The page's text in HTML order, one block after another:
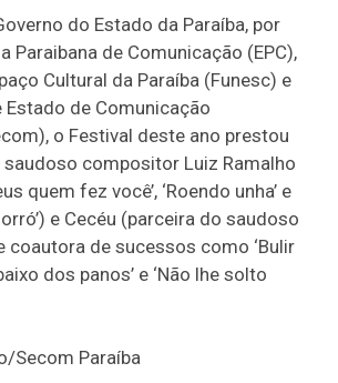
do Estado da Paraíba, por
Paraibana de Comunicação (EPC),
Cultural da Paraíba (Funesc) e
Estado de Comunicação
o Festival deste ano prestou
saudoso compositor Luiz Ramalho
quem fez você’, ‘Roendo unha’ e
e Cecéu (parceira do saudoso
coautora de sucessos como ‘Bulir
dos panos’ e ‘Não lhe solto